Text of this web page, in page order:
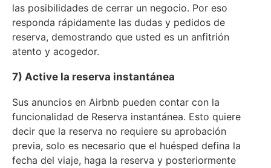
las posibilidades de cerrar un negocio. Por eso
responda rápidamente las dudas y pedidos de
reserva, demostrando que usted es un anfitrión
atento y acogedor.
7) Active la reserva instantánea
Sus anuncios en Airbnb pueden contar con la
funcionalidad de Reserva instantánea. Esto quiere
decir que la reserva no requiere su aprobación
previa, solo es necesario que el huésped defina la
fecha del viaje, haga la reserva y posteriormente